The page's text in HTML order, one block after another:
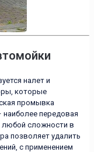
налет и
которые
промывка
наиболее передовая
любой сложности в
позволяет удалить
с применением